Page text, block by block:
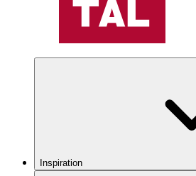
Inspiration